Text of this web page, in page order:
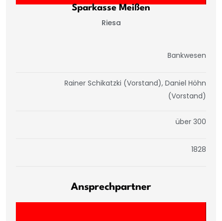
Sparkasse Meißen
Riesa
Bankwesen
Rainer Schikatzki (Vorstand), Daniel Höhn
(Vorstand)
über 300
1828
Ansprechpartner